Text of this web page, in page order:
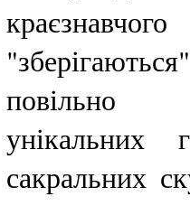
повільно
унікальних
сакральних